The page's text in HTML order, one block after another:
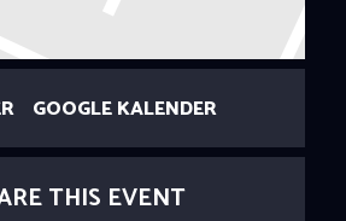
GOOGLE KALENDER
THIS EVENT